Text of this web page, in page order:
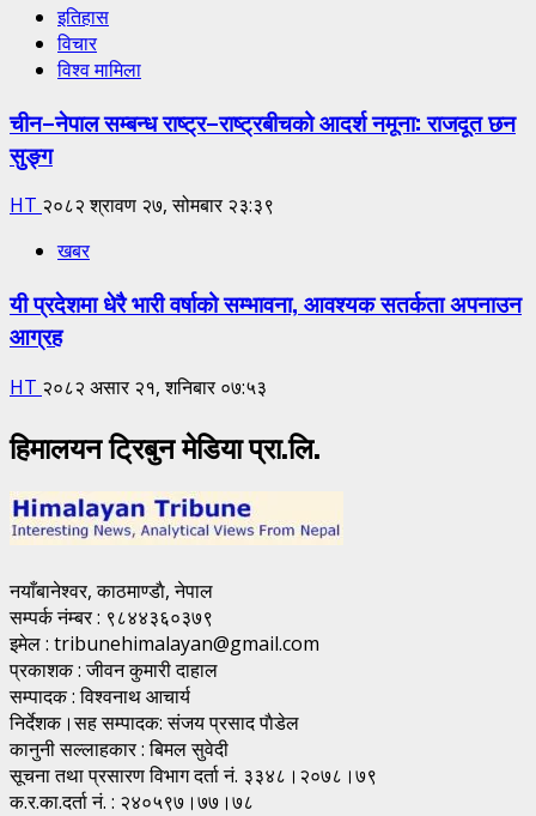
इतिहास
विचार
विश्व मामिला
चीन–नेपाल सम्बन्ध राष्ट्र–राष्ट्रबीचको आदर्श नमूना: राजदूत छन
सुङ्ग
HT २०८२ श्रावण २७, सोमबार २३:३९
खबर
यी प्रदेशमा धेरै भारी वर्षाको सम्भावना, आवश्यक सतर्कता अपनाउन
आग्रह
HT २०८२ असार २१, शनिबार ०७:५३
हिमालयन ट्रिबुन मेडिया प्रा.लि.
नयाँबानेश्वर, काठमाण्डाै, नेपाल
सम्पर्क नंम्बर : ९८४४३६०३७९
इमेल : tribunehimalayan@gmail.com
प्रकाशक : जीवन कुमारी दाहाल
सम्पादक : विश्वनाथ आचार्य
निर्देशक।सह सम्पादक: संजय प्रसाद पाैडेल
कानुनी सल्लाहकार : बिमल सुवेदी
सूचना तथा प्रसारण विभाग दर्ता नं. ३३४८।२०७८।७९
क.र.का.दर्ता नं. : २४०५९७।७७।७८